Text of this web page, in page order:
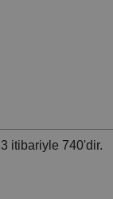
itibariyle 740'dir.